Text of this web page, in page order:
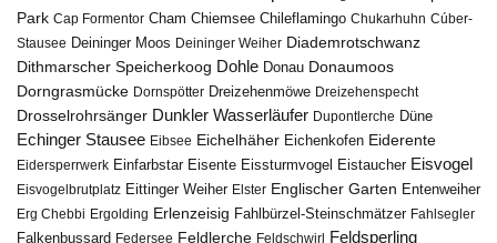
Park Cap Formentor Cham Chiemsee Chileflamingo Chukarhuhn Cúber-
Stausee Deininger Moos Deininger Weiher Diademrotschwanz
Dithmarscher Speicherkoog Dohle Donau Donaumoos
Dorngrasmücke Dornspötter Dreizehenmöwe Dreizehenspecht
Drosselrohrsänger Dunkler Wasserläufer Dupontlerche Düne
Echinger Stausee Eibsee Eichelhäher Eichenkofen Eiderente
Eidersperrwerk Einfarbstar Eisente Eissturmvogel Eistaucher Eisvogel
Eisvogelbrutplatz Eittinger Weiher Elster Englischer Garten Entenweiher
Erg Chebbi Ergolding Erlenzeisig Fahlbürzel-Steinschmätzer Fahlsegler
Falkenbussard Federsee Feldlerche Feldschwirl Feldsperling